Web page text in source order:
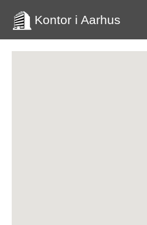
Kontor i Aarhus